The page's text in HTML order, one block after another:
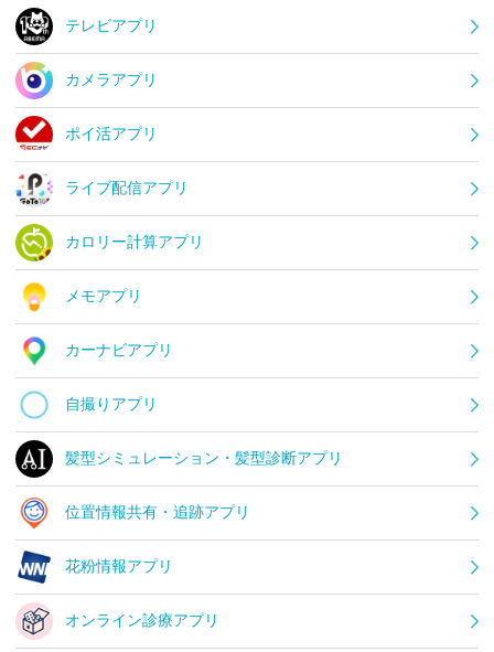
テレビアプリ
カメラアプリ
ポイ活アプリ
ライブ配信アプリ
カロリー計算アプリ
メモアプリ
カーナビアプリ
自撮りアプリ
髪型シミュレーション・髪型診断アプリ
位置情報共有・追跡アプリ
花粉情報アプリ
オンライン診療アプリ